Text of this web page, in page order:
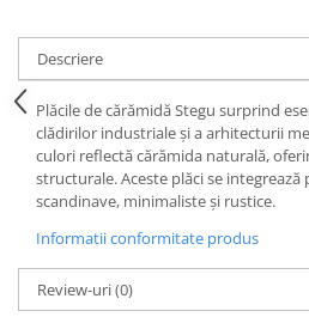
Parchet VINIL SPC - COLECTIA
AURA
Paravane pentru cazi de baie
Cazi de baie
Cazi cu hidromasaj
Cazi freestanding
Cazi simple
Căzi de baie MONOBLOC
Iluminat baie
Mobilier baie
Mobilier baie Karag
Profile exterior Allegria
Ancadramente
Brau decorativ exterior
Solbanc
Profile Interior Allegria
Brau polimer rigid
Cornisa polimer rigid
Plinta polimer rigid
Descriere
Plăcile de cărămidă Stegu surprind
clădirilor industriale și a arhitecturii
culori reflectă cărămida naturală,
structurale. Aceste plăci se
scandinave, minimaliste și rustice.
Informatii conformitate produs
Review-uri(0)